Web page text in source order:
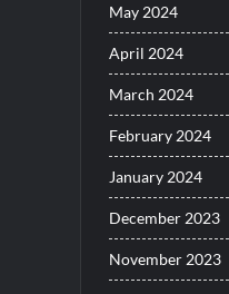
May 2024
April 2024
March 2024
February 2024
January 2024
December 2023
November 2023